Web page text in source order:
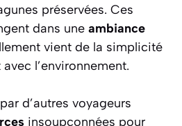
préservées. Ces
dans une ambiance
vient de la simplicité
l’environnement.
d’autres voyageurs
insoupçonnées pour